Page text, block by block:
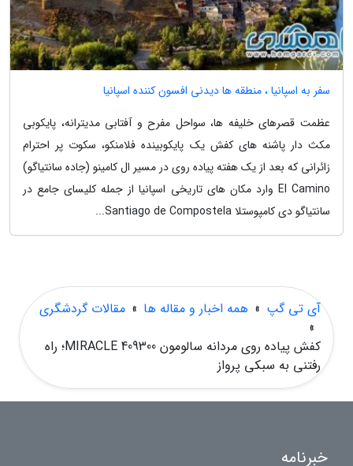
سفر به اسپانیا ، منطقه ها دیدنی افسون کننده اسپانیا
عظمت قصرهای خلیفه ها، سواحل مفرح و آفتابی مدیترانه، پایکوبی
مکث دار پاشنه های کفش یک پایکوبینده فلامنکو، سکوت پر احترام
زائرانی که بعد از یک هفته پیاده روی در مسیر ال کامینو (جاده سانتیاگو)
El Camino وارد مکان های تاریخی اسپانیا از جمله کلیسای جامع در
سانتیاگو دی کامپوستلا Santiago de Compostela...
آی تی گپ » همه اخبار و مقاله ها » مقالات گردشگری
»
کفش پیاده روی مردانه سالومون 409300 MIRACLE؛ راه
رفتنی به سبکی پرواز
خبرنامه